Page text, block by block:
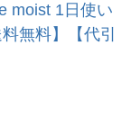
moist 1日使い
無料】【代引